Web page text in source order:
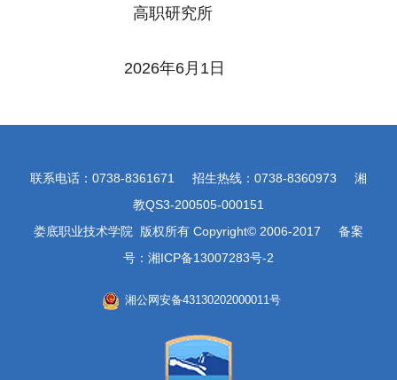
高职研究所
2026年6月 1 日
联系电话：0738-8361671 招生热线：0738-8360973 湘
教QS3-200505-000151
娄底职业技术学院 版权所有 Copyright© 2006-2017 备案
号：湘ICP备13007283号-2
湘公网安备43130202000011号